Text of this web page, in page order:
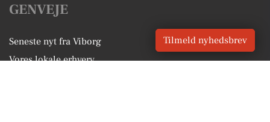
GENVEJE
Seneste nyt fra Viborg
Vores lokale erhverv
Tilmeld nyhedsbrev